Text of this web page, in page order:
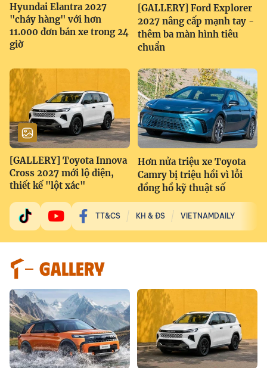
Hyundai Elantra 2027
"cháy hàng" với hơn
11.000 đơn bán xe trong 24
giờ
[GALLERY] Ford Explorer
2027 nâng cấp mạnh tay -
thêm ba màn hình tiêu
chuẩn
[GALLERY] Toyota Innova
Cross 2027 mới lộ diện,
thiết kế "lột xác"
Hơn nửa triệu xe Toyota
Camry bị triệu hồi vì lỗi
đồng hồ kỹ thuật số
TT&CS KH & ĐS VIETNAMDAILY
GALLERY